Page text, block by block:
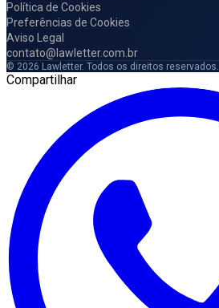
Política de Cookies
Preferências de Cookies
Aviso Legal
contato@lawletter.com.br
© 2026 Lawletter. Todos os direitos reservados.
Compartilhar